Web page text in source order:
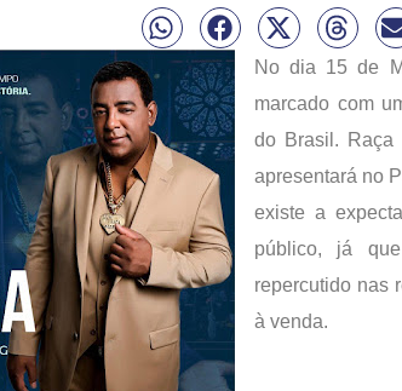
No dia 15 de
marcado com
do Brasil.
apresentará no
existe a
público, já
repercutido nas
à venda.